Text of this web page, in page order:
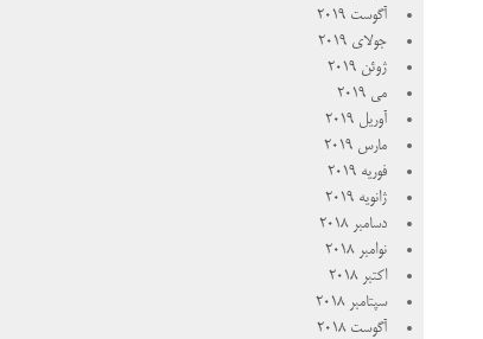
آگوست 2019
جولای 2019
ژوئن 2019
می 2019
آوریل 2019
مارس 2019
فوریه 2019
ژانویه 2019
دسامبر 2018
نوامبر 2018
اکتبر 2018
سپتامبر 2018
آگوست 2018